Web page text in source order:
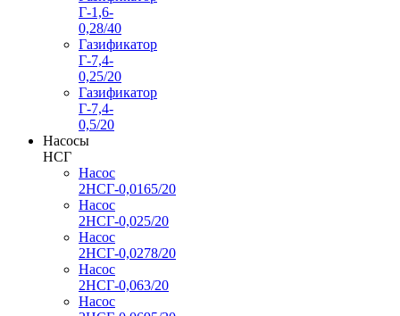
Г-1,6-
0,28/40
Газификатор
Г-7,4-
0,25/20
Газификатор
Г-7,4-
0,5/20
Насосы
НСГ
Насос
2НСГ-0,0165/20
Насос
2НСГ-0,025/20
Насос
2НСГ-0,0278/20
Насос
2НСГ-0,063/20
Насос